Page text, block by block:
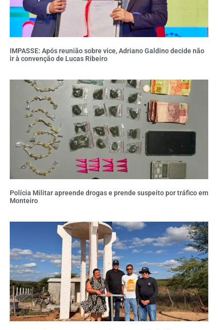
IMPASSE: Após reunião sobre vice, Adriano Galdino decide não
ir à convenção de Lucas Ribeiro
Polícia Militar apreende drogas e prende suspeito por tráfico em
Monteiro